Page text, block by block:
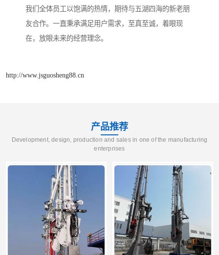
我们全体员工以饱满的热情，期待与五湖四海的新老朋
友合作。一直秉承满足用户需求，至真至诚，着眼现
在，放眼未来的经营理念。
http://www.jsguosheng88.cn
产品推荐
Development, design, production and sales in one of the manufacturing
enterprises